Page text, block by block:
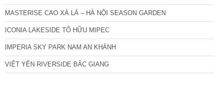
MASTERISE CAO XÀ LÁ – HÀ NỘI SEASON GARDEN
ICONIA LAKESIDE TỐ HỮU MIPEC
IMPERIA SKY PARK NAM AN KHÁNH
VIỆT YÊN RIVERSIDE BẮC GIANG